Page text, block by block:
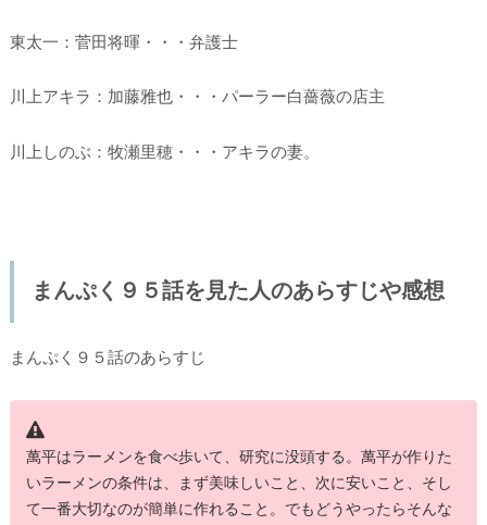
東太一：菅田将暉・・・弁護士
川上アキラ：加藤雅也・・・パーラー白薔薇の店主
川上しのぶ：牧瀬里穂・・・アキラの妻。
まんぷく９５話を見た人のあらすじや感想
まんぷく９５話のあらすじ
萬平はラーメンを食べ歩いて、研究に没頭する。萬平が作りた
いラーメンの条件は、まず美味しいこと、次に安いこと、そし
て一番大切なのが簡単に作れること。でもどうやったらそんな